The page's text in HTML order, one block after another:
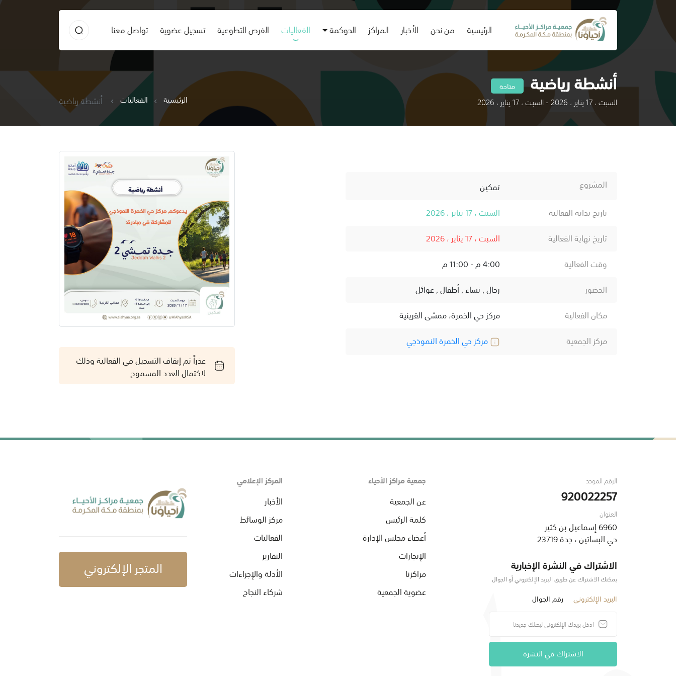
الرئيسية
(current) من نحن الأخبار المراكز الحوكمة الفعاليات الفرص التطوعية تسجيل عضوية تواصل معنا
أنشطة رياضية متاحة
السبت ، 17 يناير ، 2026 - السبت ، 17 يناير ، 2026 الرئيسية الفعاليات أنشطة رياضية
المشروع
تمكين
تاريخ بداية الفعالية
السبت ، 17 يناير ، 2026
تاريخ نهاية الفعالية
السبت ، 17 يناير ، 2026
وقت الفعالية
4:00 م - 11:00 م
الحضور
رجال , نساء , أطفال , عوائل
مكان الفعالية
مركز حي الخمرة، ممشى القرينية
مركز الجمعية
مركز حي الخمرة النموذجي
عذراً تم إيقاف التسجيل في الفعالية وذلك
لاكتمال العدد المسموح
الرقم الموحد
920022257
العنوان
6960 إسماعيل بن كثير
حي البساتين ، جدة 23719
الاشتراك في النشرة الإخبارية
يمكنك الاشتراك عن طريق البريد الإلكتروني أو الجوال
البريد الإلكتروني رقم الجوال
الاشتراك في النشرة
جمعية مراكز الأحياء
عن الجمعية
كلمة الرئيس
أعضاء مجلس الإدارة
الإنجازات
مراكزنا
عضوية الجمعية
المركز الإعلامي
الأخبار
مركز الوسائط
الفعاليات
التقارير
الأدلة والإجراءات
شركاء النجاح
المتجر الإلكتروني